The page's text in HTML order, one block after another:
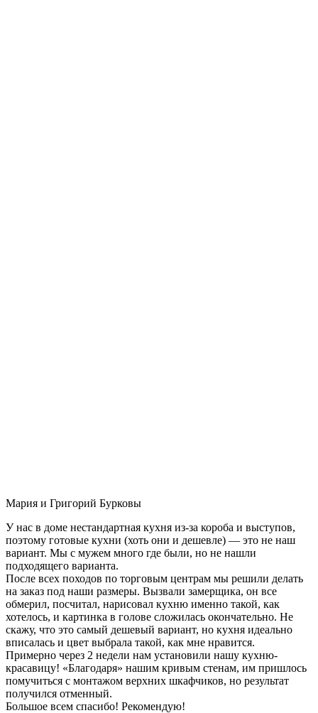
Мария и Григорий Бурковы
У нас в доме нестандартная кухня из-за короба и выступов,
поэтому готовые кухни (хоть они и дешевле) — это не наш
вариант. Мы с мужем много где были, но не нашли
подходящего варианта.
После всех походов по торговым центрам мы решили делать
на заказ под наши размеры. Вызвали замерщика, он все
обмерил, посчитал, нарисовал кухню именно такой, как
хотелось, и картинка в голове сложилась окончательно. Не
скажу, что это самый дешевый вариант, но кухня идеально
вписалась и цвет выбрала такой, как мне нравится.
Примерно через 2 недели нам установили нашу кухню-
красавицу! «Благодаря» нашим кривым стенам, им пришлось
помучиться с монтажом верхних шкафчиков, но результат
получился отменный.
Большое всем спасибо! Рекомендую!